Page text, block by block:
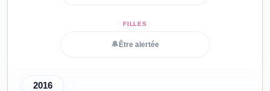
🔔 Être alertée
2016